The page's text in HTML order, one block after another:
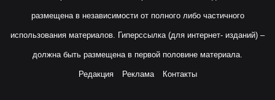
размещена в независимости от полного либо частичного
использования материалов. Гиперссылка (для интернет- изданий) –
должна быть размещена в первой половине материала.
Редакция Реклама Контакты